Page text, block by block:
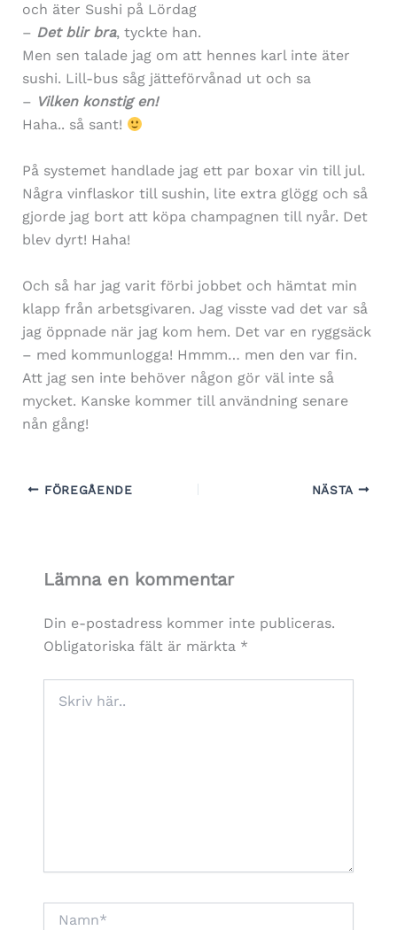
och äter Sushi på Lördag
– Det blir bra, tyckte han.
Men sen talade jag om att hennes karl inte äter
sushi. Lill-bus såg jätteförvånad ut och sa
– Vilken konstig en!
Haha.. så sant!
På systemet handlade jag ett par boxar vin till jul.
Några vinflaskor till sushin, lite extra glögg och så
gjorde jag bort att köpa champagnen till nyår. Det
blev dyrt! Haha!
Och så har jag varit förbi jobbet och hämtat min
klapp från arbetsgivaren. Jag visste vad det var så
jag öppnade när jag kom hem. Det var en ryggsäck
– med kommunlogga! Hmmm… men den var fin.
Att jag sen inte behöver någon gör väl inte så
mycket. Kanske kommer till användning senare
nån gång!
FÖREGÅENDE NÄSTA
Lämna en kommentar
Din e-postadress kommer inte publiceras.
Obligatoriska fält är märkta *
här..